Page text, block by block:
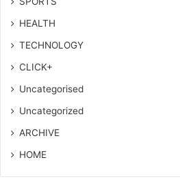
HEALTH
TECHNOLOGY
CLICK+
Uncategorised
Uncategorized
ARCHIVE
HOME